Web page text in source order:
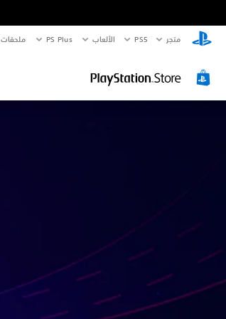
متجر PS5‏ الألعاب PS Plus ملحقات